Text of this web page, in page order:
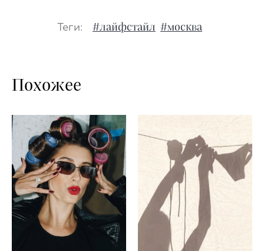
Теги: #лайфстайл #москва
Похожее